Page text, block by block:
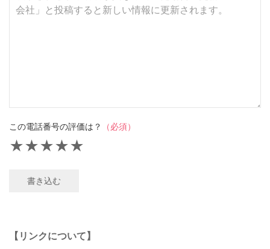
この電話番号の評価は？ （必須）
★
★
★
★
★
書き込む
【リンクについて】